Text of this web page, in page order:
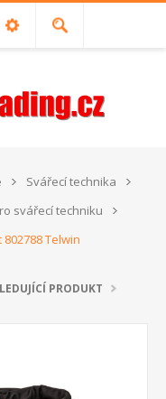
Svářecí technika
svářecí techniku
Telwin
PRODUKT